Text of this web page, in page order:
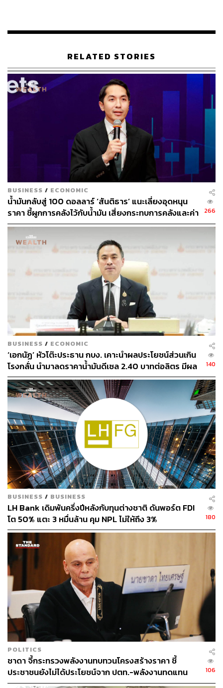
กำหนดให้ราคา LPG ลอยตัว
สิทธิเป็นอันดับแรก ก่อนภาคอุตสาหกรรม
เก็บภาษีลาภลอยของโรงกลั่น
จัดหาพลังงานน้ำมันก๊าซจากมิตรประเทศ เช่น รัสเซีย
อิหร่าน
ลดภาษีสรรพสามิตลงอีก
นิติธรระบุว่า ขอท้า พล.อ. ประยุทธ์ มาดีเบตกับตนสองต่อสอง
ซึ่ง พล.อ. ประยุทธ์ เป็นทหาร ตนเป็นทนายความ มาดูกันว่า
สิ่งที่นายกฯ คิดกับสิ่งที่ตนคิด อะไรจะเป็นประโยชน์ต่อ
ประชาชนมากกว่ากัน
เช่นเดียวกับจตุพรที่กล่าวว่า เป็นที่น่าเสียดายกับการอภิปราย
ไม่ไว้วางใจครั้งนี้ ที่ไม่มีการอภิปราย สุพัฒนพงษ์ พันธ์มีเชาว์
รองนายกรัฐมนตรี และรัฐมนตรีว่าการกระทรวงพลังงาน
สะท้อนให้เห็นว่ากลุ่มทุนพลังงานมีอำนาจเหนือรัฐ มีอำนาจ
เหนือฝ่ายค้าน มีอำนาจเหนือทางการเมืองทุกอย่าง ทั้งที่
RELATED STORIES
BUSINESS / ECONOMIC
น้ำมันกลับสู่ 100 ดอลลาร์ ‘สันติธาร’ แนะเลี่ยงอุดหนุน
ราคา ชี้ผูกการคลังไว้กับน้ำมัน เสี่ยงกระทบการคลังและค่า
เงิน
266
BUSINESS / ECONOMIC
‘เอกนัฏ’ หัวโต๊ะประธาน กบง. เคาะนำผลประโยชน์ส่วนเกิน
โรงกลั่น นำมาลดราคาน้ำมันดีเซล 2.40 บาทต่อลิตร มีผล
24 ก.ค.-15 ส.ค.นี้
140
BUSINESS / BUSINESS
LH Bank เดิมพันครึ่งปีหลังกับทุนต่างชาติ ดันพอร์ต FDI
โต 50% แตะ 3 หมื่นล้าน คุม NPL ไม่ให้ถึง 3%
180
POLITICS
ชาดา จี้กระทรวงพลังงานทบทวนโครงสร้างราคา ชี้
ประชาชนยังไม่ได้ประโยชน์จาก ปตท.-พลังงานทดแทน
อย่างแท้จริง
106